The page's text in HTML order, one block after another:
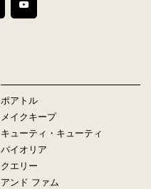
ポアトル
メイクキープ
キューティ・キューティ
バイオリア
クエリー
アンド ファム